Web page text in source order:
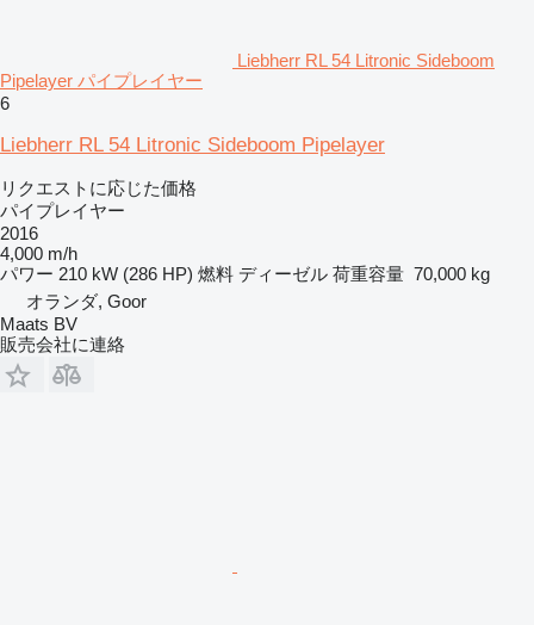
Liebherr RL 54 Litronic Sideboom
Pipelayer パイプレイヤー
6
Liebherr RL 54 Litronic Sideboom Pipelayer
リクエストに応じた価格
パイプレイヤー
2016
4,000 m/h
パワー 210 kW (286 HP) 燃料 ディーゼル 荷重容量 70,000 kg
オランダ, Goor
Maats BV
販売会社に連絡